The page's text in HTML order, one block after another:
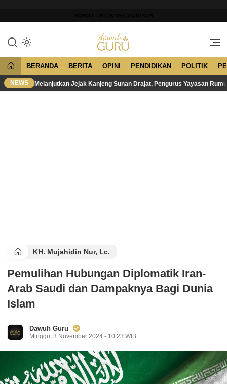
konten
Dawuh Guru
Merawat Tradisi, Membangun
BERANDA BERITA OPINI PENDIDIKAN POLITIK
NEWS Melanjutkan Jejak Kanjeng Sunan Drajat, Pengurus Yayasan
KH. Mujahidin Nur, Lc.
Pemulihan Hubungan Diplomatik Iran-
Arab Saudi dan Dampaknya Bagi Dunia
Islam
Dawuh Guru
Minggu, 3 November 2024 - 10:23 WIB